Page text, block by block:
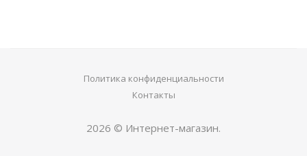
Политика конфиденциальности
Контакты
2026 © Интернет-магазин.